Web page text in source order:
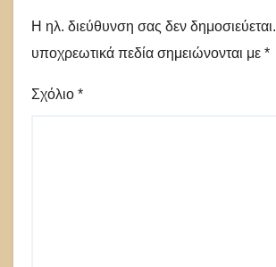
Η ηλ. διεύθυνση σας δεν δημοσιεύεται.
υποχρεωτικά πεδία σημειώνονται με *
Σχόλιο *